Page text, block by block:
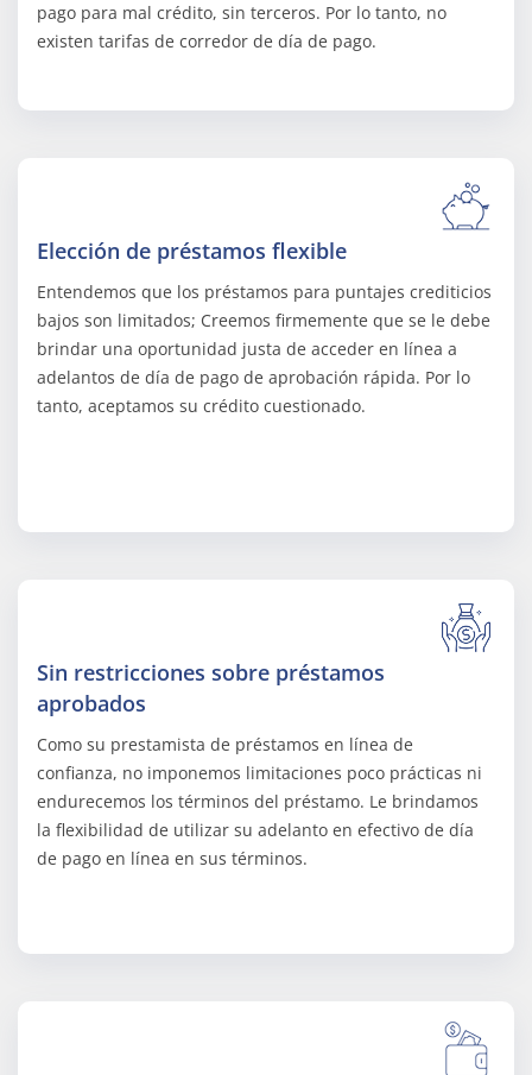
pago para mal crédito, sin terceros. Por lo tanto, no
existen tarifas de corredor de día de pago.
Elección de préstamos flexible
Entendemos que los préstamos para puntajes crediticios
bajos son limitados; Creemos firmemente que se le debe
brindar una oportunidad justa de acceder en línea a
adelantos de día de pago de aprobación rápida. Por lo
tanto, aceptamos su crédito cuestionado.
Sin restricciones sobre préstamos
aprobados
Como su prestamista de préstamos en línea de
confianza, no imponemos limitaciones poco prácticas ni
endurecemos los términos del préstamo. Le brindamos
la flexibilidad de utilizar su adelanto en efectivo de día
de pago en línea en sus términos.